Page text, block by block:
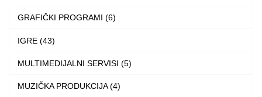
GRAFIČKI PROGRAMI (6)
IGRE (43)
MULTIMEDIJALNI SERVISI (5)
MUZIČKA PRODUKCIJA (4)